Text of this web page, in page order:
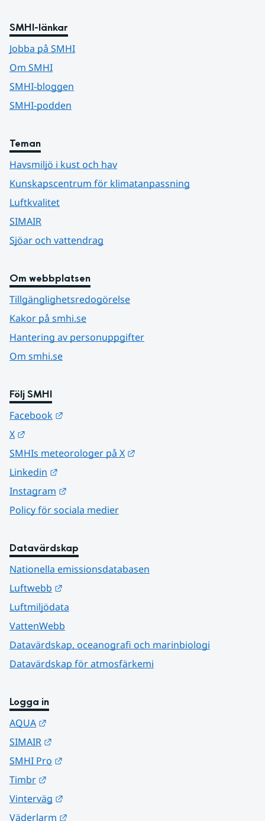
SMHI-länkar
Jobba på SMHI
Om SMHI
SMHI-bloggen
SMHI-podden
Teman
Havsmiljö i kust och hav
Kunskapscentrum för klimatanpassning
Luftkvalitet
SIMAIR
Sjöar och vattendrag
Om webbplatsen
Tillgänglighetsredogörelse
Kakor på smhi.se
Hantering av personuppgifter
Om smhi.se
Följ SMHI
Facebook
X
SMHIs meteorologer på X
Linkedin
Instagram
Policy för sociala medier
Datavärdskap
Nationella emissionsdatabasen
Luftwebb
Luftmiljödata
VattenWebb
Datavärdskap, oceanografi och marinbiologi
Datavärdskap för atmosfärkemi
Logga in
AQUA
SIMAIR
SMHI Pro
Timbr
Vinterväg
Väderlarm